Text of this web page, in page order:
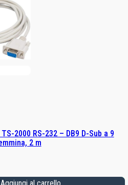
TS-2000 RS-232 – DB9 D-Sub a 9
2 m